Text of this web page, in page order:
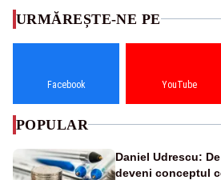
URMĂREȘTE-NE PE
Facebook YouTube
POPULAR
Daniel Udrescu:
deveni conceptul